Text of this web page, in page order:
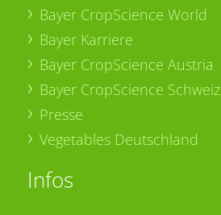
Bayer CropScience World
Bayer Karriere
Bayer CropScience Austria
Bayer CropScience Schweiz
Presse
Vegetables Deutschland
Infos